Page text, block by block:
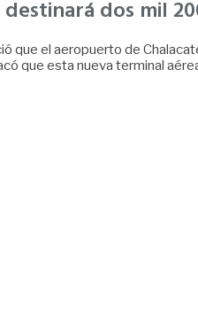
dos mil
que el aeropuerto de
que esta nueva terminal